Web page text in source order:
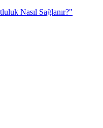
Nasıl Sağlanır?"